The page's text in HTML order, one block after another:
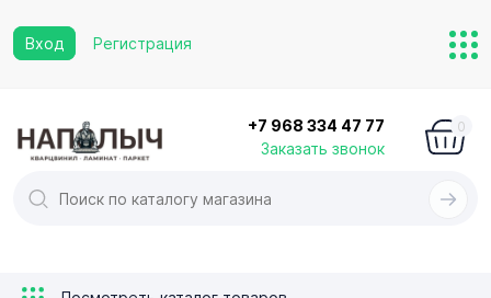
Вход Регистрация
+7 968 334 47 77
Заказать звонок
0